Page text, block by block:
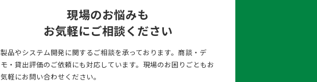
現場のお悩みも
お気軽にご相談ください
製品やシステム開発に関するご相談を承っております。商談・デ
モ・貸出評価のご依頼にも対応しています。現場のお困りごともお
気軽にお問い合わせください。